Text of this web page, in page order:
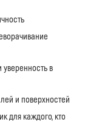
в
и поверхностей
для каждого, кто